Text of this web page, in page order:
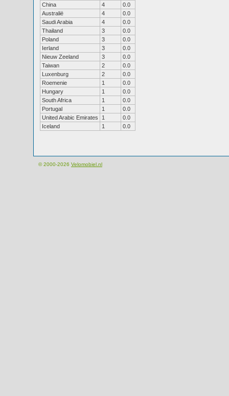
China
4
0.0
Australië
4
0.0
Saudi Arabia
4
0.0
Thailand
3
0.0
Poland
3
0.0
Ierland
3
0.0
Nieuw Zeeland
3
0.0
Taiwan
2
0.0
Luxenburg
2
0.0
Roemenie
1
0.0
Hungary
1
0.0
South Africa
1
0.0
Portugal
1
0.0
United Arabic Emirates
1
0.0
Iceland
1 0.0
© 2000-2026 Velomobiel.nl